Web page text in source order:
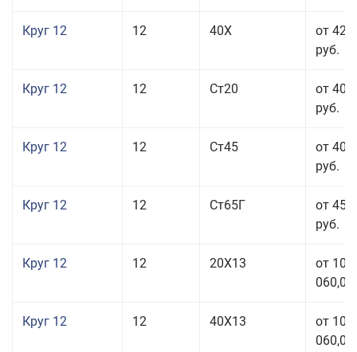
Круг 12 12 40Х
от 42
руб.
Круг 12 12 Ст20
от 40
руб.
Круг 12 12 Ст45
от 40
руб.
Круг 12 12 Ст65Г
от 45
руб.
Круг 12 12 20Х13
от 103
060,00
Круг 12 12 40Х13
от 103
060,00